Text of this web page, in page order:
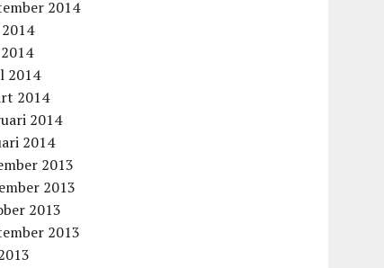
2014
2014
2014
2014
2014
2013
2013
2013
2013